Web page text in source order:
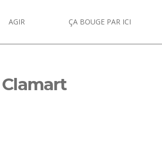
AGIR ÇA BOUGE PAR ICI